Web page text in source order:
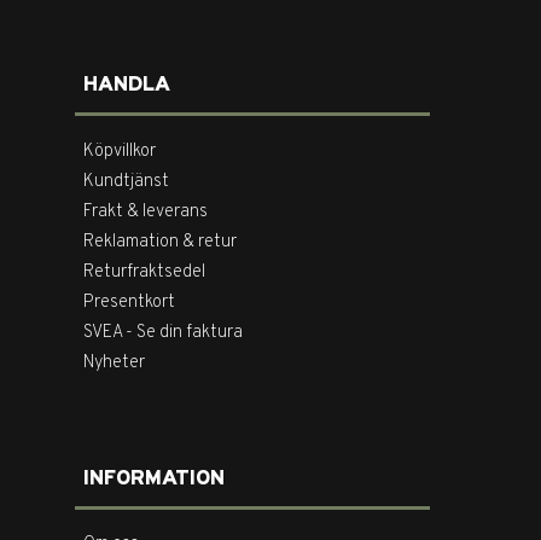
HANDLA
Köpvillkor
Kundtjänst
Frakt & leverans
Reklamation & retur
Returfraktsedel
Presentkort
SVEA - Se din faktura
Nyheter
INFORMATION